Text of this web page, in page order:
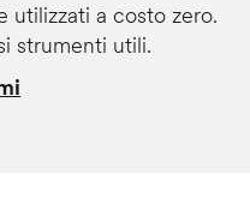
utilizzati a costo zero.
strumenti utili.